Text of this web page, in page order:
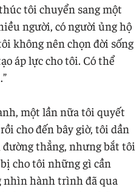
tôi chuyển sang một
người, có người ủng hộ
không nên chọn đời sống
áp lực cho tôi. Có thể
một lần nữa tôi quyết
cho đến bây giờ, tôi dần
thẳng, nhưng bắt tôi
cho tôi những gì cần
nhìn hành trình đã qua